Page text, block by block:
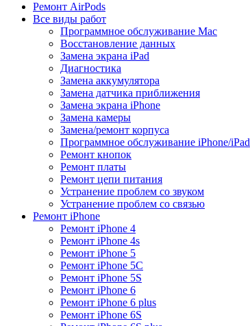
Ремонт AirPods
Все виды работ
Программное обслуживание Mac
Восстановление данных
Замена экрана iPad
Диагностика
Замена аккумулятора
Замена датчика приближения
Замена экрана iPhone
Замена камеры
Замена/ремонт корпуса
Программное обслуживание iPhone/iPad
Ремонт кнопок
Ремонт платы
Ремонт цепи питания
Устранение проблем со звуком
Устранение проблем со связью
Ремонт iPhone
Ремонт iPhone 4
Ремонт iPhone 4s
Ремонт iPhone 5
Ремонт iPhone 5C
Ремонт iPhone 5S
Ремонт iPhone 6
Ремонт iPhone 6 plus
Ремонт iPhone 6S